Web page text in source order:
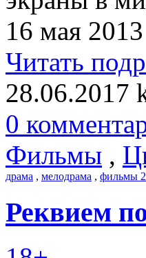
16 мая 2013
Читать
28.06.2017
0
Фильмы ,
драма , мелодрама , фильмы
Реквием